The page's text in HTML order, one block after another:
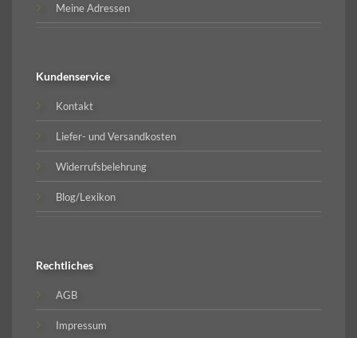
Meine Adressen
Kundenservice
Kontakt
Liefer- und Versandkosten
Widerrufsbelehrung
Blog/Lexikon
Rechtliches
AGB
Impressum